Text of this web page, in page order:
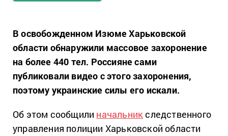
В освобожденном Изюме Харьковской
области обнаружили массовое захоронение
на более 440 тел. Россияне сами
публиковали видео с этого захоронения,
поэтому украинские силы его искали.
Об этом сообщили начальникследственного
управления полиции Харьковской области